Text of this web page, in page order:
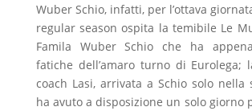
Wuber Schio, infatti, per l’ottava
regular season ospita la temibile Le
Famila Wuber Schio che ha
fatiche dell’amaro turno di Eurolega;
coach Lasi, arrivata a Schio solo nella
ha avuto a disposizione un solo giorno